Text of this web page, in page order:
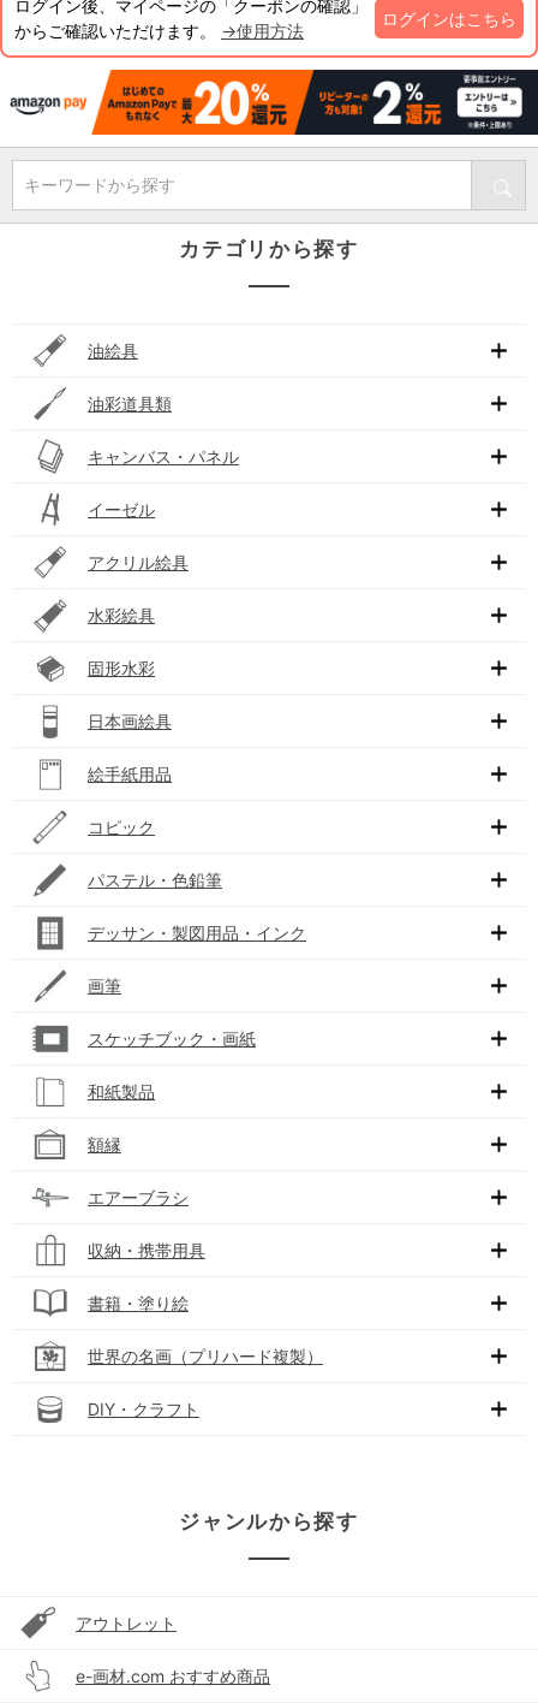
ログイン後、マイページの「クーポンの確認」
からご確認いただけます。 →使用方法
ログインはこちら
キーワードから探す
カテゴリから探す
油絵具
油彩道具類
キャンバス・パネル
イーゼル
アクリル絵具
水彩絵具
固形水彩
日本画絵具
絵手紙用品
コピック
パステル・色鉛筆
デッサン・製図用品・インク
画筆
スケッチブック・画紙
和紙製品
額縁
エアーブラシ
収納・携帯用具
書籍・塗り絵
世界の名画（プリハード複製）
DIY・クラフト
ジャンルから探す
アウトレット
e-画材.com おすすめ商品